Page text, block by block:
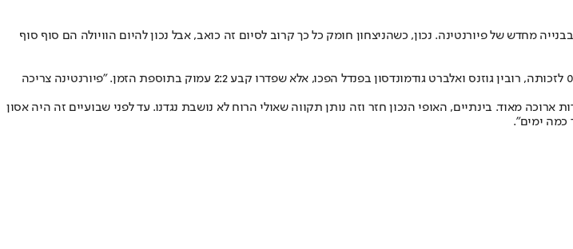
מחדש של פיורנטינה. נכון, כשהניצחון חומק כל כך קרוב לסיום זה כואב, אבל נכון להיום הוויולה הם סוף סוף
במשחק עצמו לאציו הייתה עדיפה ורק במזל לא הובילה בהפסקה. במחצית השנייה דנילו קטאלדי קבע 0:1 לזכותה, רובין גוזנס ואלברט גודמונדסון בפנדל הפכו, אלא שפדרו קבע 2:2 עמוק בתוספת הזמן. "פיורנטינה צריכה
מאוד. בינתיים, האופי הנכון חזר וזה נותן תקווה שאולי הרוח לא נושבת נגדנו. עד לפני שבועיים זה היה אסון
כמה ימים".